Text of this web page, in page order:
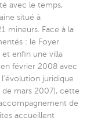
avec le temps,
situé à
mineurs. Face à la
: le Foyer
et enfin une villa
février 2008 avec
juridique
mars 2007), cette
de
accueillent